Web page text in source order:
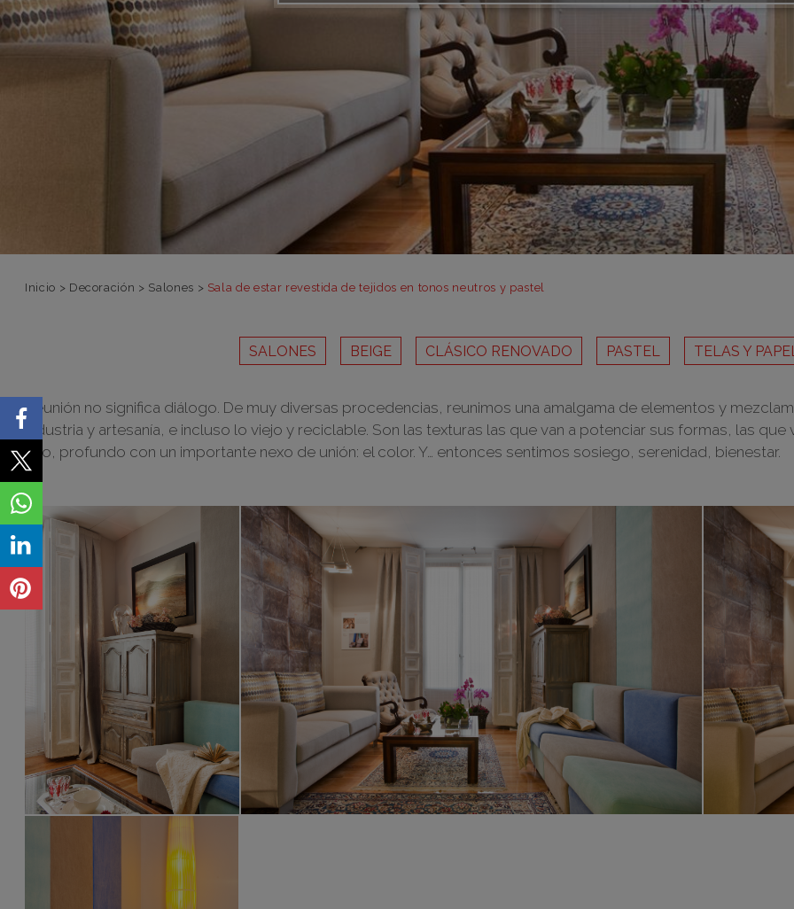
Inicio > Decoración > Salones > Sala de estar revestida de tejidos en tonos neutros y pastel
SALONES BEIGE CLÁSICO RENOVADO PASTEL TELAS Y
Reunión no significa diálogo. De muy diversas procedencias, reunimos una amalgama de elementos y
industria y artesanía, e incluso lo viejo y reciclable. Son las texturas las que van a potenciar sus formas, las
rico, profundo con un importante nexo de unión: el color. Y… entonces sentimos sosiego, serenidad, bienestar.